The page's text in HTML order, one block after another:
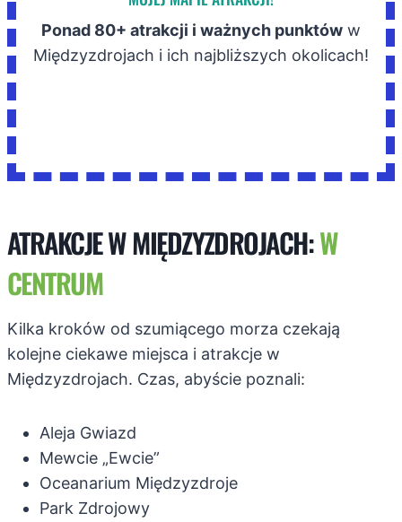
Ponad 80+ atrakcji i ważnych punktów w
Międzyzdrojach i ich najbliższych okolicach!
ATRAKCJE W MIĘDZYZDROJACH:W
CENTRUM
Kilka kroków od szumiącego morza czekają
kolejne ciekawe miejsca i atrakcje w
Międzyzdrojach. Czas, abyście poznali:
Aleja Gwiazd
Mewcie „Ewcie”
Oceanarium Międzyzdroje
Park Zdrojowy